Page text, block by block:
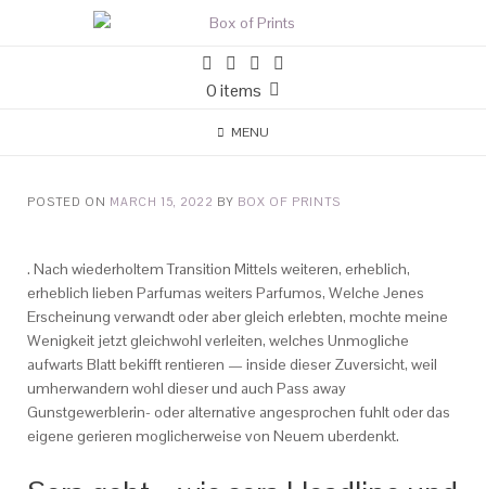
0 items
MENU
POSTED ON MARCH 15, 2022 BY BOX OF PRINTS
. Nach wiederholtem Transition Mittels weiteren, erheblich,
erheblich lieben Parfumas weiters Parfumos, Welche Jenes
Erscheinung verwandt oder aber gleich erlebten, mochte meine
Wenigkeit jetzt gleichwohl verleiten, welches Unmogliche
aufwarts Blatt bekifft rentieren — inside dieser Zuversicht, weil
umherwandern wohl dieser und auch Pass away
Gunstgewerblerin- oder alternative angesprochen fuhlt oder das
eigene gerieren moglicherweise von Neuem uberdenkt.